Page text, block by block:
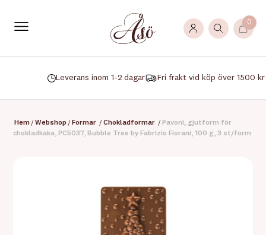
0
Leverans inom 1-2 dagar Fri frakt vid köp över 1500 kr
Hem / Webshop / Formar / Chokladformar / Pavoni, gjutform för
chokladkaka, PC5037, Bubble Tree by Fabrizio Fiorani, 100 g, 3 st/form